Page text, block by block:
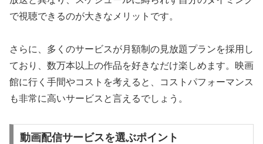
で視聴できるのが大きなメリットです。
さらに、多くのサービスが月額制の見放題プランを採用し
ており、数万本以上の作品を好きなだけ楽しめます。映画
館に行く手間やコストを考えると、コストパフォーマンス
も非常に高いサービスと言えるでしょう。
動画配信サービスを選ぶポイント